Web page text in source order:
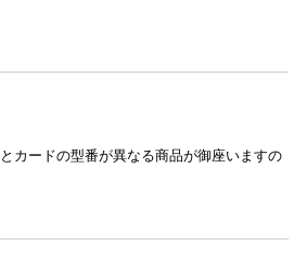
カードの型番が異なる商品が御座いますの